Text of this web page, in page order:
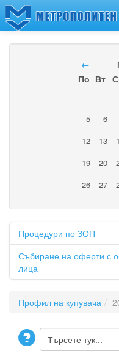
←
По Вт
5
6
12
13
19
20
26
27
Процедури по ЗОП
Събиране на оферти с
лица
Профил на купувача